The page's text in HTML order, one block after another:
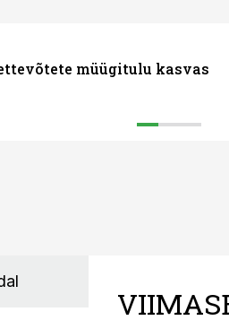
müügitulu kasvas